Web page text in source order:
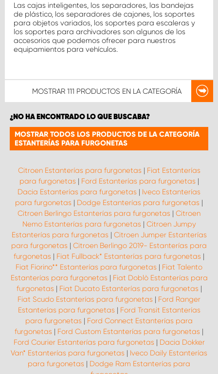
Las cajas inteligentes, los separadores, las bandejas
de plástico, los separadores de cajones, los soportes
para objetos variados, los soportes para escaleras y
los soportes para archivadores son algunos de los
accesorios que podemos ofrecer para nuestros
equipamientos para vehículos.
MOSTRAR 111 PRODUCTOS EN LA CATEGORÍA
¿NO HA ENCONTRADO LO QUE BUSCABA?
MOSTRAR TODOS LOS PRODUCTOS DE LA CATEGORÍA
ESTANTERÍAS PARA FURGONETAS
Citroen Estanterías para furgonetas | Fiat Estanterías
para furgonetas | Ford Estanterías para furgonetas |
Dacia Estanterías para furgonetas | Iveco Estanterías
para furgonetas | Dodge Estanterías para furgonetas |
Citroen Berlingo Estanterías para furgonetas | Citroen
Nemo Estanterías para furgonetas | Citroen Jumpy
Estanterías para furgonetas | Citroen Jumper Estanterías
para furgonetas | Citroen Berlingo 2019- Estanterías para
furgonetas | Fiat Fullback* Estanterías para furgonetas |
Fiat Fiorino** Estanterías para furgonetas | Fiat Talento
Estanterías para furgonetas | Fiat Doblò Estanterías para
furgonetas | Fiat Ducato Estanterías para furgonetas |
Fiat Scudo Estanterías para furgonetas | Ford Ranger
Estanterías para furgonetas | Ford Transit Estanterías
para furgonetas | Ford Connect Estanterías para
furgonetas | Ford Custom Estanterías para furgonetas |
Ford Courier Estanterías para furgonetas | Dacia Dokker
Van* Estanterías para furgonetas | Iveco Daily Estanterías
para furgonetas | Dodge Ram Estanterías para